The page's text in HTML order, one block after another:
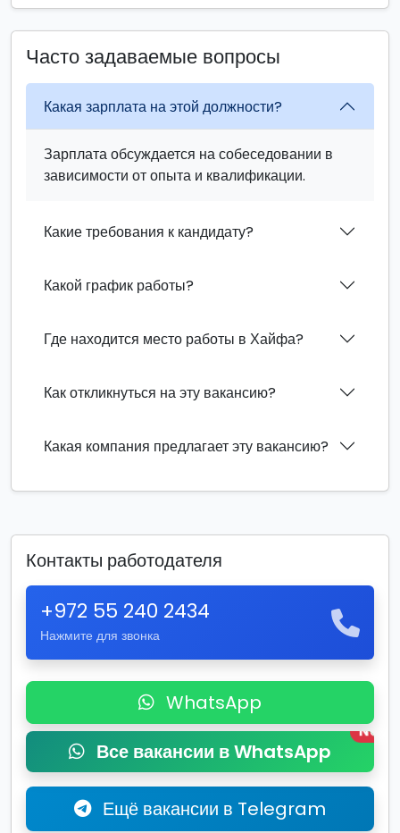
Часто задаваемые вопросы
Какая зарплата на этой должности?
Зарплата обсуждается на собеседовании в
зависимости от опыта и квалификации.
Какие требования к кандидату?
Какой график работы?
Где находится место работы в Хайфа?
Как откликнуться на эту вакансию?
Какая компания предлагает эту вакансию?
Контакты работодателя
+972 55 240 2434
Нажмите для звонка
WhatsApp
Все вакансии в WhatsApp
New
Ещё вакансии в Telegram